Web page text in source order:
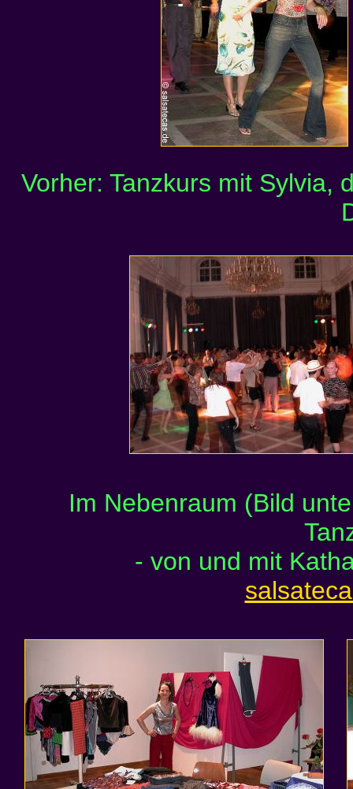
Vorher: Tanzkurs mit Sylvia,
Im Nebenraum (Bild
- von und mit